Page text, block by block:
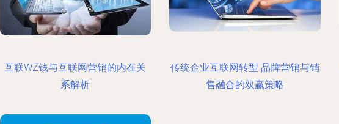
互联WZ钱与互联网营销的内在关
系解析
传统企业互联网转型 品牌营销与销
售融合的双赢策略